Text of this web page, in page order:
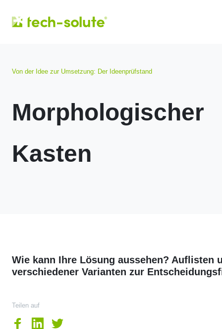
Von der Idee zur Umsetzung: Der Ideenprüfstand
Morphologischer
Kasten
Wie kann Ihre Lösung aussehen?
verschiedener Varianten zur
Teilen auf